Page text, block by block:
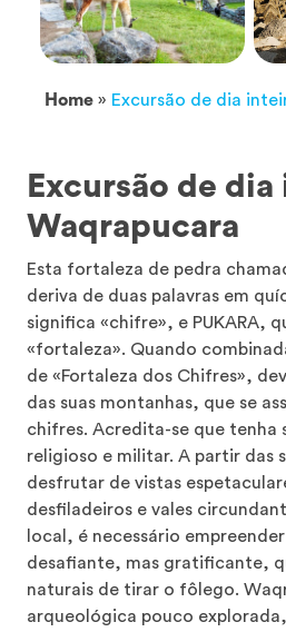
Home » Excursão de dia
Excursão de
Waqrapucara
Esta fortaleza de pedra
deriva de duas palavras em
significa «chifre», e PUKARA,
«fortaleza». Quando
de «Fortaleza dos Chifres»,
das suas montanhas, que se
chifres. Acredita-se que tenha
religioso e militar. A partir das
desfrutar de vistas
desfiladeiros e vales
local, é necessário
desafiante, mas gratificante,
naturais de tirar o fôlego.
arqueológica pouco